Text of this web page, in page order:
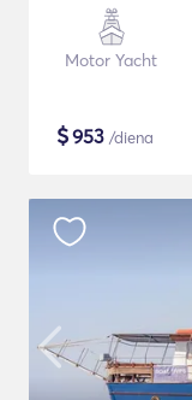
Motor Yacht
$953 /diena